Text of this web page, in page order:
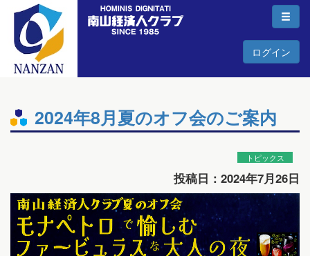
ログイン
2024年8月夏のオフ会のご案内
トピックス
投稿日：2024年7月26日